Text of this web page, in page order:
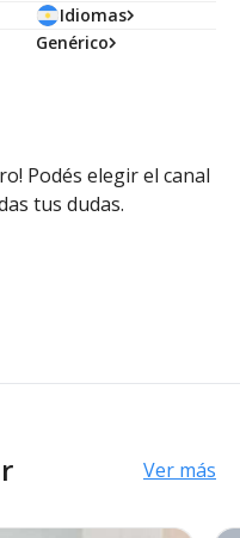
Idiomas
Genérico
Podés elegir el canal
tus dudas.
Ver más